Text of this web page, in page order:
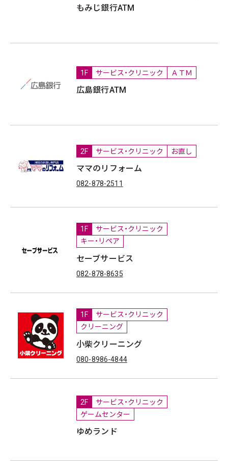
もみじ銀行ATM
1F サービス・クリニック ＡＴＭ
広島銀行ATM
2F サービス・クリニック お直し
ママのリフォーム
082-878-2511
1F
サービス・クリニック
キー・リペア
セーブサービス
082-878-8635
1F
サービス・クリニック
クリーニング
小柴クリーニング
080-8986-4844
2F
サービス・クリニック
ゲームセンター
ゆめランド